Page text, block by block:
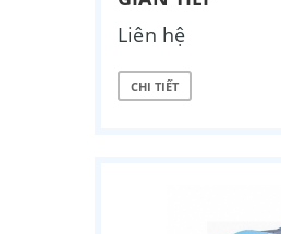
Liên hệ
CHI TIẾT